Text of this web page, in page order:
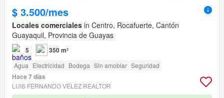
$ 3.500/mes
Locales comerciales in Centro, Rocafuerte, Cantón
Guayaquil, Provincia de Guayas
5 350 m²
Agua Electricidad Bodega Sin amoblar Seguridad
Hace 7 días
LUIS FERNANDO VÉLEZ REALTOR